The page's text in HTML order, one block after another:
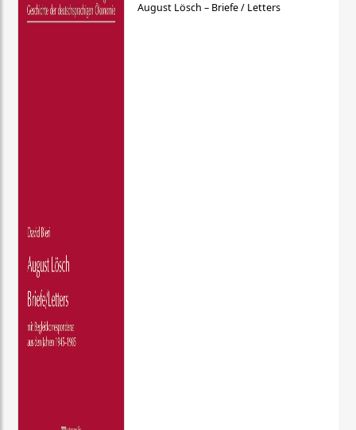
August Lösch – Briefe / Letters